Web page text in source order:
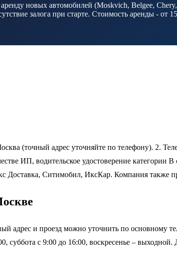
новых автомобилей (Moskvich, Belgee,
залога при старте. Стоимость аренды - от
(точный адрес уточняйте по телефону). 2.
ИП, водительское удостоверение категории
Ситимобил, ИксКар. Компания также
адрес и проезд можно уточнить по основному
с 9:00 до 16:00, воскресенье – выходной.